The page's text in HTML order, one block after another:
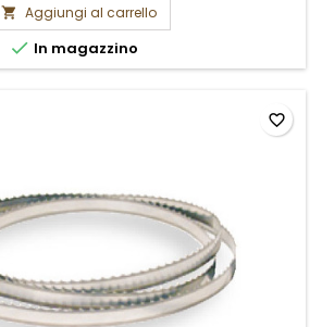
 Aggiungi al carrello
 In magazzino
favorite_border